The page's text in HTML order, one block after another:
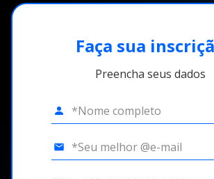
Faça sua
Preencha seus dados